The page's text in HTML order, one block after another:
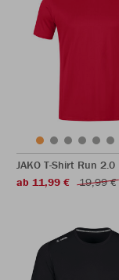
JAKO T-Shirt Run 2.0
ab 11,99 €
19,99 €